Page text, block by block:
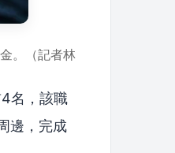
。（記者林
名，該職
邊，完成